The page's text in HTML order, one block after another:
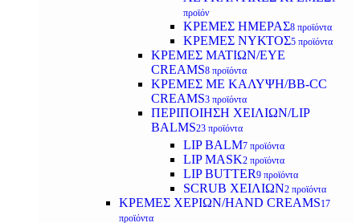
προϊόν
ΚΡΕΜΕΣ ΗΜΕΡΑΣ8 προϊόντα
ΚΡΕΜΕΣ ΝΥΚΤΟΣ5 προϊόντα
ΚΡΕΜΕΣ ΜΑΤΙΩΝ/EYE
CREAMS8 προϊόντα
ΚΡΕΜΕΣ ΜΕ ΚΑΛΥΨΗ/BB-CC
CREAMS3 προϊόντα
ΠΕΡΙΠΟΙΗΣΗ ΧΕΙΛΙΩΝ/LIP
BALMS23 προϊόντα
LIP BALM7 προϊόντα
LIP MASK2 προϊόντα
LIP BUTTER9 προϊόντα
SCRUB ΧΕΙΛΙΩΝ2 προϊόντα
ΚΡΕΜΕΣ ΧΕΡΙΩΝ/HAND CREAMS17
προϊόντα